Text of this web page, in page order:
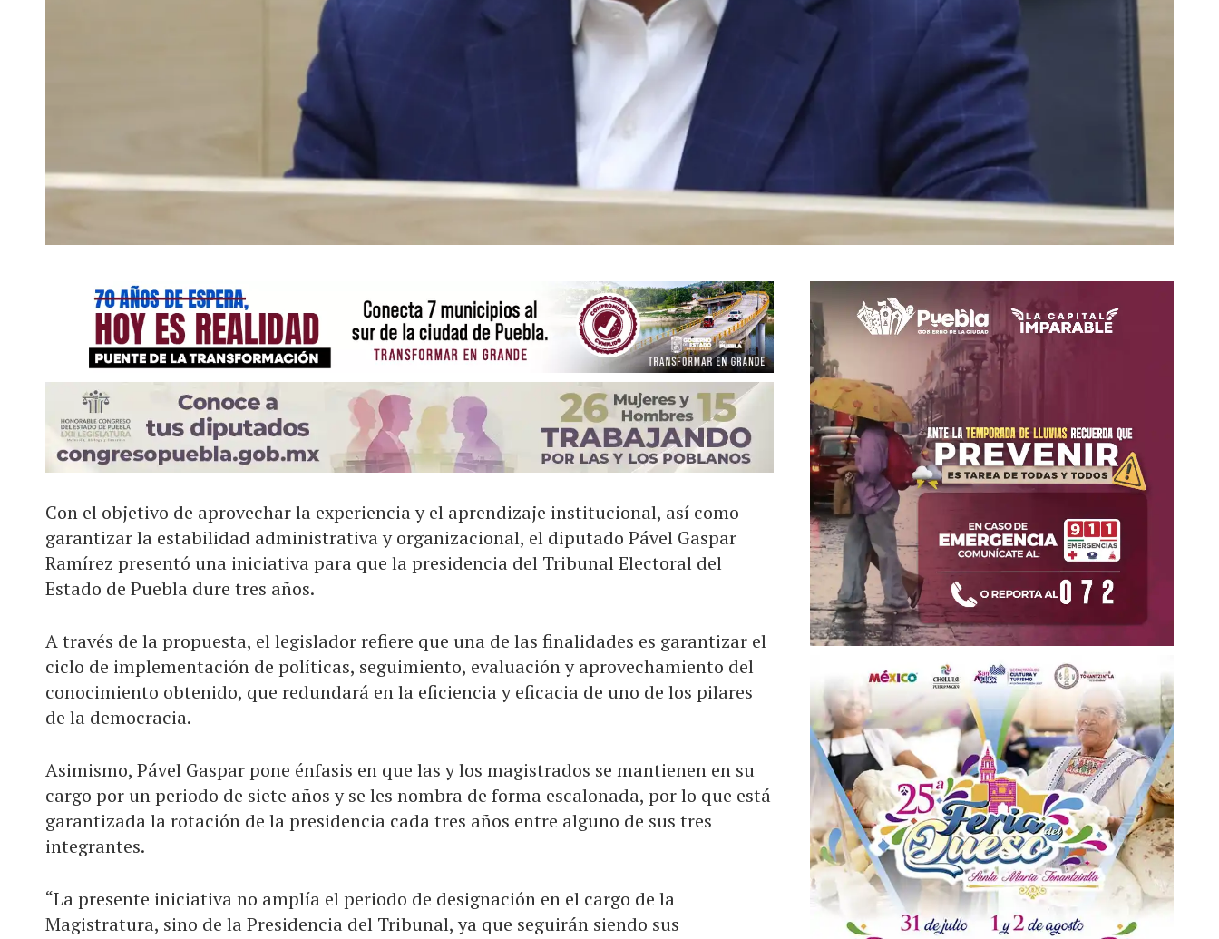
Con el objetivo de aprovechar la experiencia y el aprendizaje institucional, así como
garantizar la estabilidad administrativa y organizacional, el diputado Pável Gaspar
Ramírez presentó una iniciativa para que la presidencia del Tribunal Electoral del
Estado de Puebla dure tres años.
A través de la propuesta, el legislador refiere que una de las finalidades es garantizar el
ciclo de implementación de políticas, seguimiento, evaluación y aprovechamiento del
conocimiento obtenido, que redundará en la eficiencia y eficacia de uno de los pilares
de la democracia.
Asimismo, Pável Gaspar pone énfasis en que las y los magistrados se mantienen en su
cargo por un periodo de siete años y se les nombra de forma escalonada, por lo que está
garantizada la rotación de la presidencia cada tres años entre alguno de sus tres
integrantes.
“La presente iniciativa no amplía el periodo de designación en el cargo de la
Magistratura, sino de la Presidencia del Tribunal, ya que seguirán siendo sus